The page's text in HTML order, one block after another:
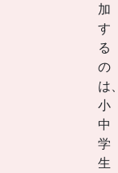
加
す
る
の
は
小
中
学
生